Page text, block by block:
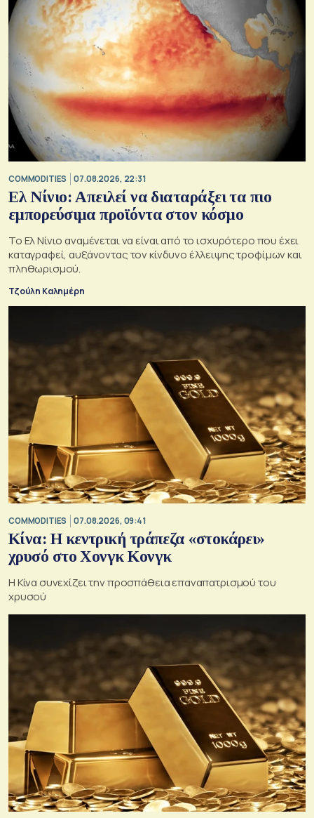
COMMODITIES 07.08.2026, 22:31
Ελ Νίνιο: Απειλεί να διαταράξει τα πιο
εμπορεύσιμα προϊόντα στον κόσμο
Το Ελ Νίνιο αναμένεται να είναι από το ισχυρότερο που έχει
καταγραφεί, αυξάνοντας τον κίνδυνο έλλειψης τροφίμων και
πληθωρισμού.
Τζούλη Καλημέρη
COMMODITIES 07.08.2026, 09:41
Κίνα: Η κεντρική τράπεζα «στοκάρει»
χρυσό στο Χονγκ Κονγκ
Η Κίνα συνεχίζει την προσπάθεια επαναπατρισμού του
χρυσού